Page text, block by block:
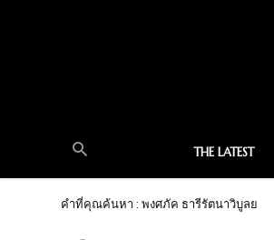
THE LATEST
คำที่คุณค้นหา : พงศภัค ธารีรัตนาวิบูลย